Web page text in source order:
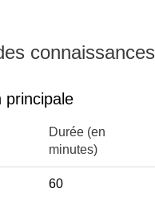
connaissances
principale
Durée (en
minutes)
60